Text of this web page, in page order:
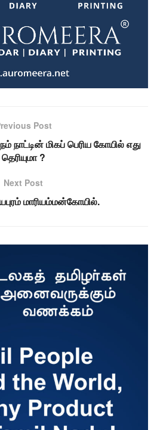
Post
நாட்டின் மிகப் பெரிய கோயில் எது
தெரியுமா ?
Next Post
மாரியம்மன்கோயில்.